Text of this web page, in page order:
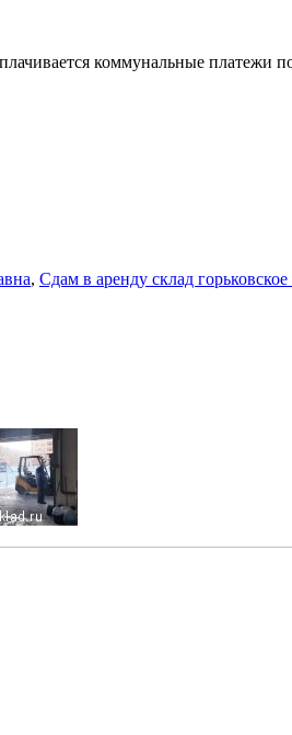
коммунальные платежи
, Сдам в аренду склад